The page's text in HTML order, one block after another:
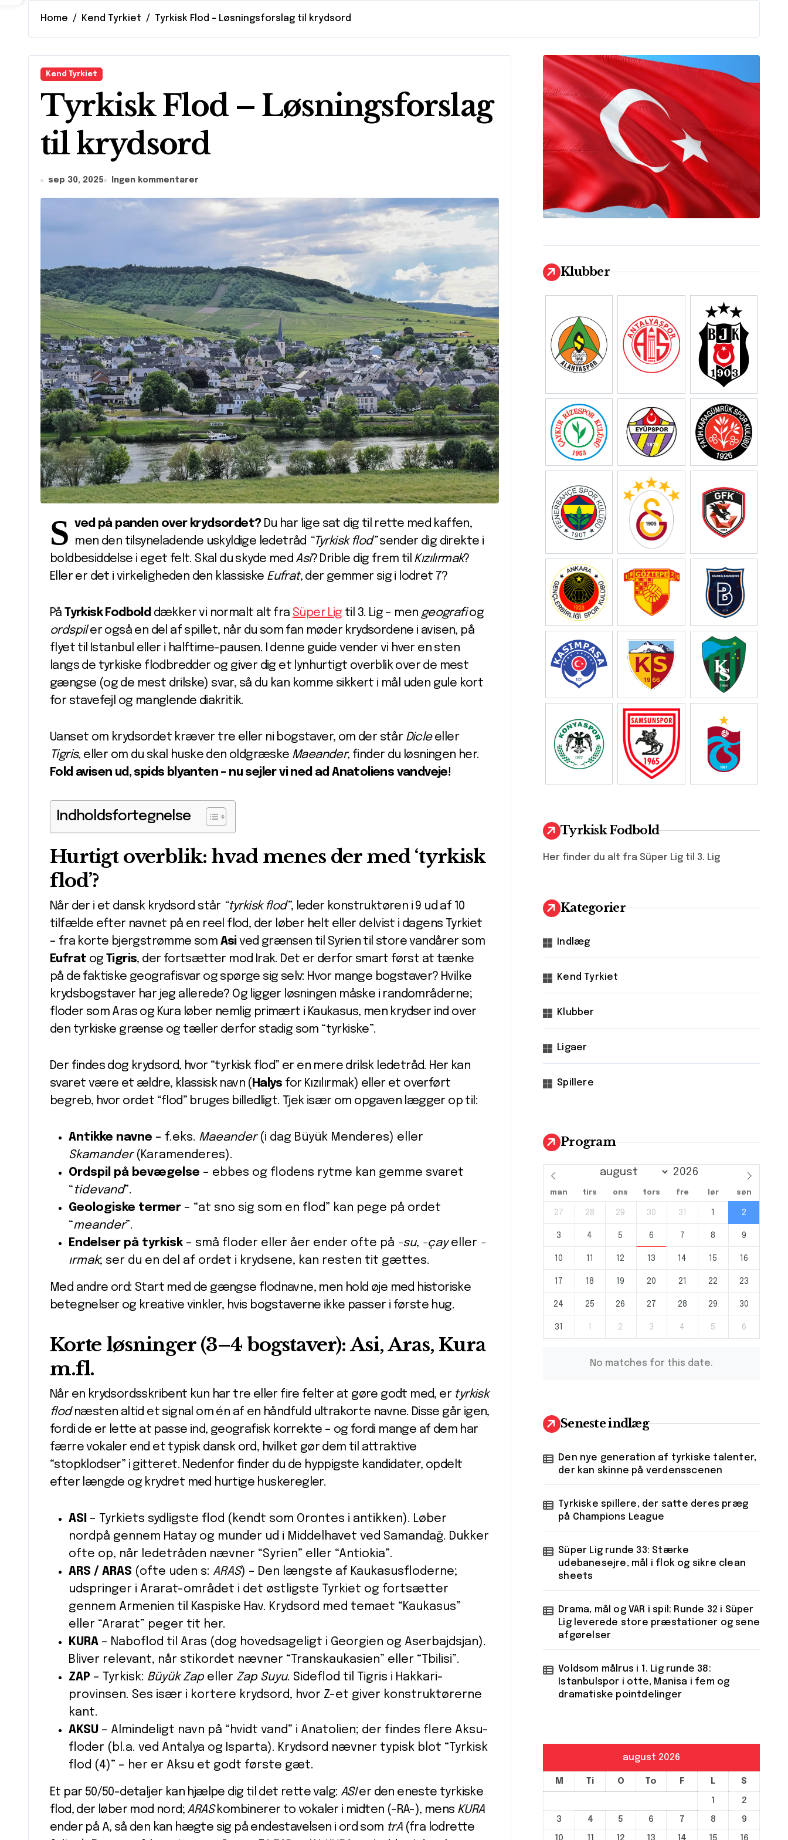
Home Kend Tyrkiet Tyrkisk Flod – Løsningsforslag til krydsord
Kend Tyrkiet
Tyrkisk Flod – Løsningsforslag
til krydsord
sep 30, 2025 Ingen kommentarer
S ved på panden over krydsordet?Du har lige sat dig til rette med kaffen,
men den tilsyneladende uskyldige ledetråd “Tyrkisk flod”sender dig direkte i
boldbesiddelse i eget felt. Skal du skyde med Asi? Drible dig frem til Kızılırmak?
Eller er det i virkeligheden den klassiske Eufrat, der gemmer sig i lodret 7?
PåTyrkisk Fodbold dækker vi normalt alt fra Süper Lig til 3. Lig – men geografiog
ordspiler også en del af spillet, når du som fan møder krydsordene i avisen, på
flyet til Istanbul eller i halftime-pausen. I denne guide vender vi hver en sten
langs de tyrkiske flodbredder og giver dig et lynhurtigt overblik over de mest
gængse (og de mest drilske) svar, så du kan komme sikkert i mål uden gule kort
for stavefejl og manglende diakritik.
Uanset om krydsordet kræver tre eller ni bogstaver, om der står Dicleeller
Tigris, eller om du skal huske den oldgræske Maeander, finder du løsningen her.
Fold avisen ud, spids blyanten – nu sejler vi ned ad Anatoliens vandveje!
Indholdsfortegnelse
Hurtigt overblik: hvad menes der med ‘tyrkisk
flod’?
Når der i et dansk krydsord står “tyrkisk flod”, leder konstruktøren i 9 ud af 10
tilfælde efter navnet på en reel flod, der løber helt eller delvist i dagens Tyrkiet
– fra korte bjergstrømme som Asived grænsen til Syrien til store vandårer som
Eufrat ogTigris, der fortsætter mod Irak. Det er derfor smart først at tænke
på de faktiske geografi­svar og spørge sig selv: Hvor mange bogstaver? Hvilke
krydsbogstaver har jeg allerede? Og ligger løsningen måske i rand­områderne;
floder som Aras og Kura løber nemlig primært i Kaukasus, men krydser ind over
den tyrkiske grænse og tæller derfor stadig som “tyrkiske”.
Der findes dog krydsord, hvor “tyrkisk flod” er en mere drilsk ledetråd. Her kan
svaret være et ældre, klassisk navn ( Halys for Kızılırmak) eller et overført
begreb, hvor ordet “flod” bruges billedligt. Tjek især om opgaven lægger op til:
Antikke navne – f.eks. Maeander(i dag Büyük Menderes) eller
Skamander(Karamenderes).
Ordspil på bevægelse – ebbes og flodens rytme kan gemme svaret
“tidevand”.
Geologiske termer – “at sno sig som en flod” kan pege på ordet
“meander”.
Endelser på tyrkisk – små floder eller åer ender ofte på ­ -su, ­ -çayeller ­ -
ırmak; ser du en del af ordet i krydsene, kan resten tit gættes.
Med andre ord: Start med de gængse flodnavne, men hold øje med historiske
betegnelser og kreative vinkler, hvis bogstaverne ikke passer i første hug.
Korte løsninger (3–4 bogstaver): Asi, Aras, Kura
m.fl.
Når en krydsordsskribent kun har tre eller fire felter at gøre godt med, er tyrkisk
flodnæsten altid et signal om én af en håndfuld ultrakorte navne. Disse går igen,
fordi de er lette at passe ind, geografisk korrekte – og fordi mange af dem har
færre vokaler end et typisk dansk ord, hvilket gør dem til attraktive
“stopklodser” i gitteret. Nedenfor finder du de hyppigste kandidater, opdelt
efter længde og krydret med hurtige huskeregler.
ASI – Tyrkiets sydligste flod (kendt som Orontes i antikken). Løber
nordpå gennem Hatay og munder ud i Middelhavet ved Samandağ. Dukker
ofte op, når ledetråden nævner “Syrien” eller “Antiokia”.
ARS / ARAS (ofte uden s: ARAS) – Den længste af Kaukasusfloderne;
udspringer i Ararat-området i det østligste Tyrkiet og fortsætter
gennem Armenien til Kaspiske Hav. Krydsord med temaet “Kaukasus”
eller “Ararat” peger tit her.
KURA – Naboflod til Aras (dog hovedsageligt i Georgien og Aserbajdsjan).
Bliver relevant, når stikordet nævner “Transkaukasien” eller “Tbilisi”.
ZAP – Tyrkisk: Büyük Zap eller Zap Suyu. Sideflod til Tigris i Hakkari-
provinsen. Ses især i kortere krydsord, hvor Z-et giver konstruktørerne
kant.
AKSU – Almindeligt navn på “hvidt vand” i Anatolien; der findes flere Aksu-
floder (bl.a. ved Antalya og Isparta). Krydsord nævner typisk blot “Tyrkisk
flod (4)” – her er Aksu et godt første gæt.
Et par 50/50-detaljer kan hjælpe dig til det rette valg: ASIer den eneste tyrkiske
flod, der løber mod nord; ARASkombinerer to vokaler i midten (-RA-), mens KURA
ender på A, så den kan hægte sig på endestavelsen i ord som trA(fra lodrette
Klubber
Tyrkisk Fodbold
Her finder du alt fra Süper Lig til 3. Lig
Kategorier
Indlæg
Kend Tyrkiet
Klubber
Ligaer
Spillere
Program
man tirs ons tors fre lør søn
27 28 29 30 31 1 2
3 4 5 6 7 8 9
10 11 12 13 14 15 16
17 18 19 20 21 22 23
24 25 26 27 28 29 30
31 1 2 3 4 5 6
No matches for this date.
Seneste indlæg
Den nye generation af tyrkiske talenter,
der kan skinne på verdensscenen
Tyrkiske spillere, der satte deres præg
på Champions League
Süper Lig runde 33: Stærke
udebanesejre, mål i flok og sikre clean
sheets
Drama, mål og VAR i spil: Runde 32 i Süper
Lig leverede store præstationer og sene
afgørelser
Voldsom målrus i 1. Lig runde 38:
Istanbulspor i otte, Manisa i fem og
dramatiske pointdelinger
august 2026
M Ti O To F L S
1
2
3
4 5 6 7 8
9